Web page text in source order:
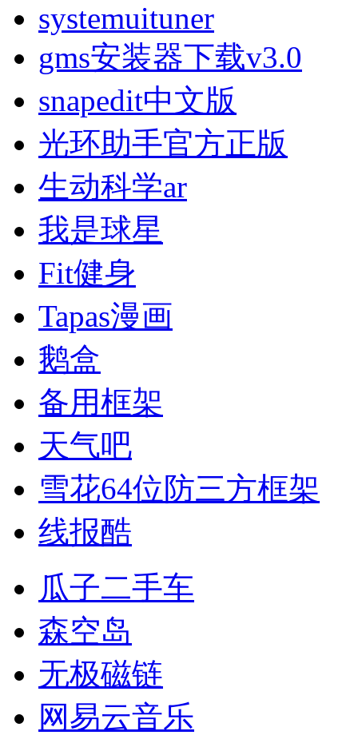
systemuituner
gms安装器下载v3.0
snapedit中文版
光环助手官方正版
生动科学ar
我是球星
Fit健身
Tapas漫画
鹅盒
备用框架
天气吧
雪花64位防三方框架
线报酷
瓜子二手车
森空岛
无极磁链
网易云音乐